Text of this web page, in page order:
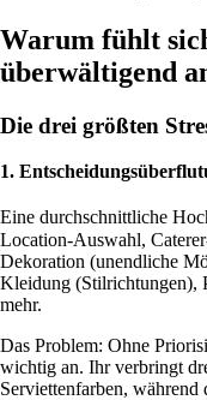
Warum fühlt
überwältigend
Die drei größten
1.
Eine durchschnittliche
Location-Auswahl,
Dekoration (unendliche
Kleidung (Stilrichtungen),
mehr.
Das Problem: Ohne
wichtig an. Ihr verbringt
Serviettenfarben,